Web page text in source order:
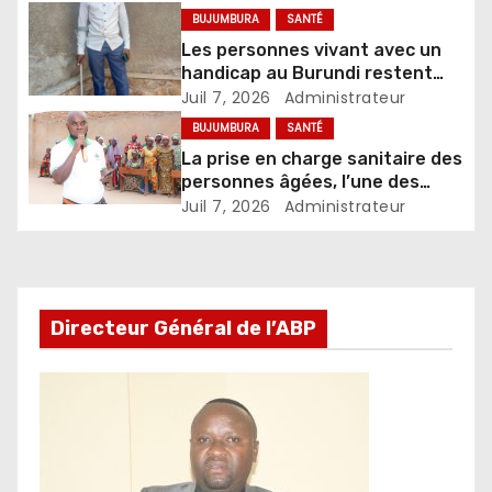
BUJUMBURA SANTÉ
Les personnes vivant avec un
handicap au Burundi restent
confrontées à de nombreux
défis
Juil 7, 2026 Administrateur
BUJUMBURA SANTÉ
La prise en charge sanitaire des
personnes âgées, l’une des
priorités de l’AEVVO-Burundi
Juil 7, 2026 Administrateur
Directeur Général de l’ABP